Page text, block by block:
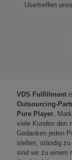
Usertreffen
VDS Fulfillment
Outsourcing-
Pure Player,
viele Kunden den
Gedanken jeden
stellen, ständig
sind wir zu einem